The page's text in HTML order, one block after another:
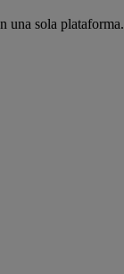
una sola plataforma.